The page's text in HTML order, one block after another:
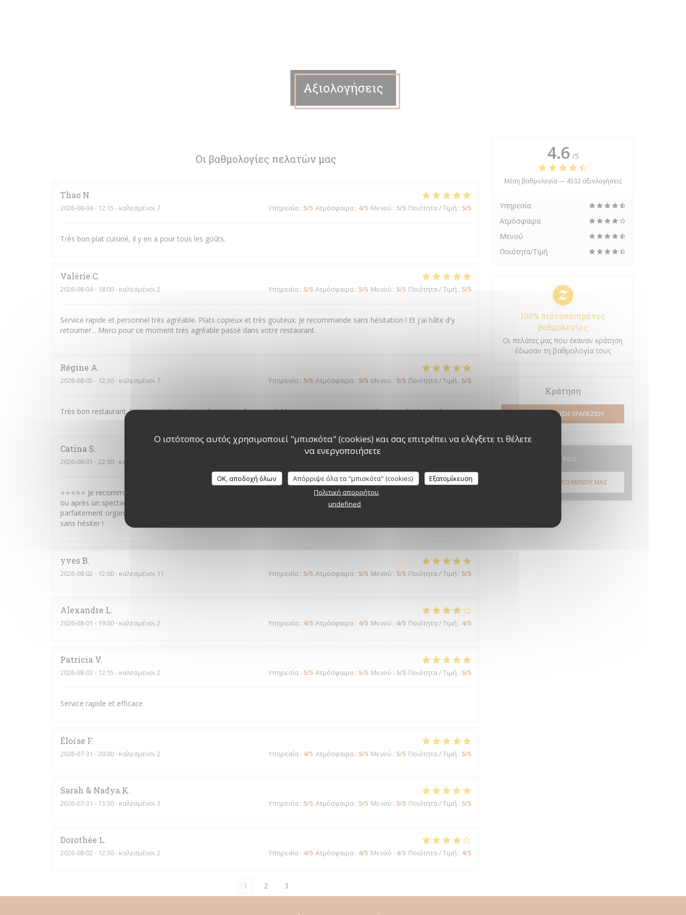
Ο ιστότοπος αυτός χρησιμοποιεί "μπισκότα" (cookies) και σας επιτρέπει να ελέγξετε τι θέλετε
να ενεργοποιήσετε
OK, αποδοχή όλων Απόρριψε όλα τα "μπισκότα" (cookies)
Εξατομίκευση
Πολιτική απορρήτου
undefined
Αξιολογήσεις
Οι βαθμολογίες πελατών μας
Thao N
2026-08-04- 12:15 - καλεσμένοι 7 Υπηρεσία : 5/5 Ατμόσφαιρα : 4/5 Μενού : 5/5 Ποιότητα / Τιμή : 5/5
Très bon plat cuisiné, il y en a pour tous les goûts.
Valérie C
2026-08-04- 18:00 - καλεσμένοι 2 Υπηρεσία : 5/5 Ατμόσφαιρα : 5/5 Μενού : 5/5 Ποιότητα / Τιμή : 5/5
Service rapide et personnel très agréable. Plats copieux et très gouteux. Je recommande sans hésitation ! Et j'ai hâte d'y
retourner... Merci pour ce moment très agréable passé dans votre restaurant.
Régine A
2026-08-05 - 12:30 - καλεσμένοι 7 Υπηρεσία : 5/5 Ατμόσφαιρα : 5/5 Μενού : 5/5 Ποιότητα / Τιμή : 5/5
Très bon restaurant, le personnel est bienveillant et professionnel. Merci encore pour cet accueil et pour les bons plats.
Catina S
2026-08-01 - 22:30 - καλεσμένοι 10
⭐⭐⭐⭐⭐ Je recommande vivement ce restaurant ! Situé tout près du Théâtre Mogador, c'est une excellente adresse avant
ou après un spectacle. Le service est rapide, efficace et de grande qualité. L'équipe est accueillante, attentive et tout est
parfaitement organisé. Les plats sont très bons et le rapport qualité-prix est appréciable. Une adresse que je recommande
sans hésiter !
yvesB
2026-08-02 - 12:00 - καλεσμένοι 11 Υπηρεσία : 5/5 Ατμόσφαιρα : 5/5 Μενού : 5/5 Ποιότητα / Τιμή : 5/5
Alexandre L
2026-08-01 - 19:00 - καλεσμένοι 2 Υπηρεσία : 4/5 Ατμόσφαιρα : 4/5 Μενού : 4/5 Ποιότητα / Τιμή : 4/5
Patricia V
2026-08-03 - 12:15 - καλεσμένοι 2 Υπηρεσία : 5/5 Ατμόσφαιρα : 5/5 Μενού : 5/5 Ποιότητα / Τιμή : 5/5
Service rapide et efficace
Éloïse F
2026-07-31 - 20:00 - καλεσμένοι 2 Υπηρεσία : 4/5 Ατμόσφαιρα : 5/5 Μενού : 5/5 Ποιότητα / Τιμή : 5/5
Sarah & Nadya K
2026-07-31 - 13:30 - καλεσμένοι 3 Υπηρεσία : 5/5 Ατμόσφαιρα : 5/5 Μενού : 5/5 Ποιότητα / Τιμή : 5/5
Dorothée L
2026-08-02 - 12:30 - καλεσμένοι 2 Υπηρεσία : 4/5 Ατμόσφαιρα : 4/5 Μενού : 4/5 Ποιότητα / Τιμή : 4/5
1 2 3
4.6 /5
Μέση βαθμολογία — 4532 αξιολογήσεις
Υπηρεσία
Ατμόσφαιρα
Μενού
Ποιότητα/Τιμή
100% πιστοποιημένες
βαθμολογίες
Οι πελάτες μας που έκαναν κράτηση
έδωσαν τη βαθμολογία τους
Κράτηση
ΚΆΝΤΕ ΚΡΆΤΗΣΗ ΤΡΑΠΕΖΙΟΎ
Μενού
ΑΝΑΚΑΛΎΨΤΕ ΤΟ ΜΕΝΟΎ ΜΑΣ